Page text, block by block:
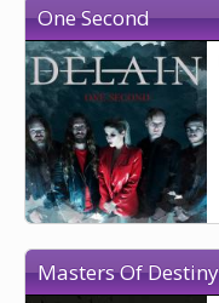
One Second
Masters Of Destiny